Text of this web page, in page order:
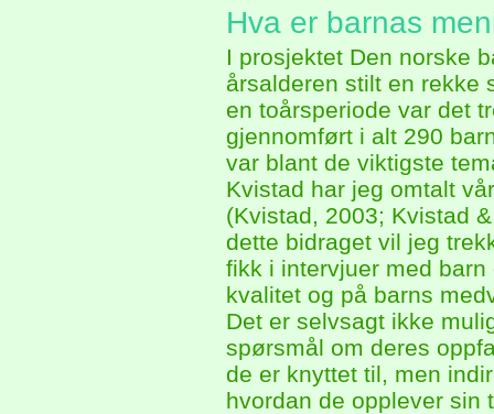
Hva er barnas
I prosjektet Den norske
årsalderen stilt en rekke
en toårsperiode var det
gjennomført i alt 290
var blant de viktigste
Kvistad har jeg omtalt
(Kvistad, 2003; Kvistad
dette bidraget vil jeg
fikk i intervjuer med
kvalitet og på barns
Det er selvsagt ikke
spørsmål om deres
de er knyttet til, men
hvordan de opplever